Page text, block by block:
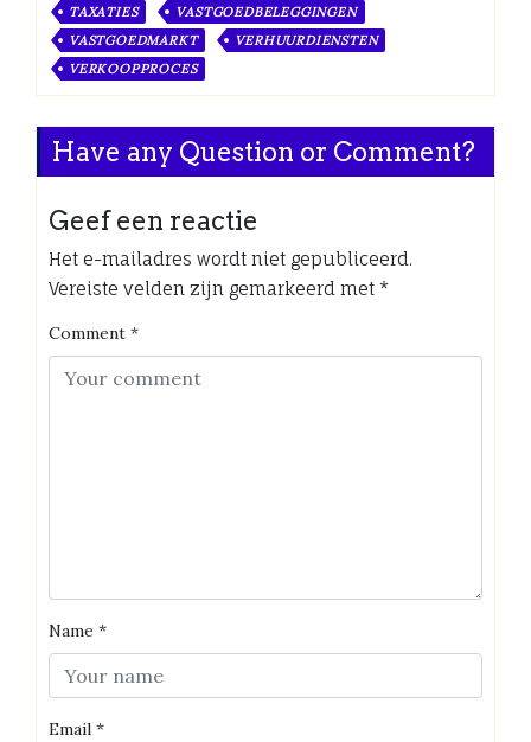
TAXATIES
VASTGOEDBELEGGINGEN
VASTGOEDMARKT
VERHUURDIENSTEN
VERKOOPPROCES
Have any Question or Comment?
Geef een reactie
Het e-mailadres wordt niet gepubliceerd.
Vereiste velden zijn gemarkeerd met *
Comment *
Name *
Email *